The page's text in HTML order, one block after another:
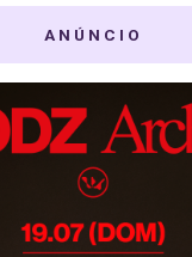
ANÚNCIO